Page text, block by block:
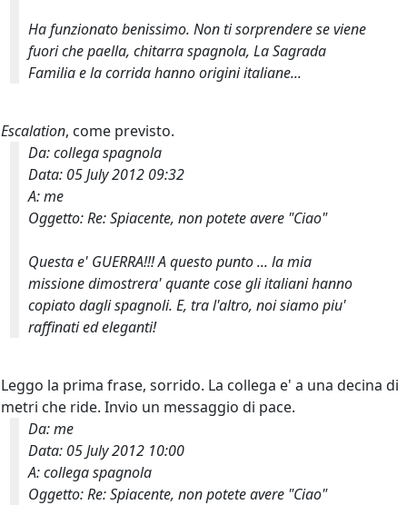
Ha funzionato benissimo. Non ti sorprendere se viene
fuori chepaella, chitarra spagnola, La Sagrada
Familiae lacorridahanno origini italiane...
Escalation, come previsto.
Da: collega spagnola
Data: 05 July 2012 09:32
A: me
Oggetto: Re: Spiacente, non potete avere "Ciao"
Questa e' GUERRA!!! A questo punto ... la mia
missione dimostrera' quante cose gli italiani hanno
copiato dagli spagnoli. E, tra l'altro, noi siamo piu'
raffinati ed eleganti!
Leggo la prima frase, sorrido. La collega e' a una decina di
metri che ride. Invio un messaggio di pace.
Da: me
Data: 05 July 2012 10:00
A: collega spagnola
Oggetto: Re: Spiacente, non potete avere "Ciao"